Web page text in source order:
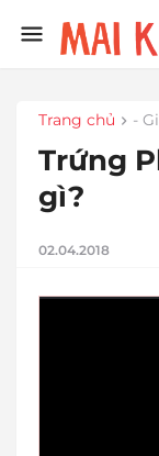
Trang chủ -
Trứng
gì?
02.04.2018